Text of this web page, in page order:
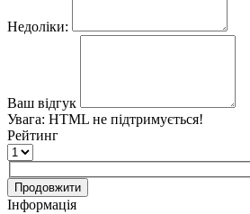
Недоліки:
Ваш відгук
Увага: HTML не підтримується!
Рейтинг
Продовжити
Інформація